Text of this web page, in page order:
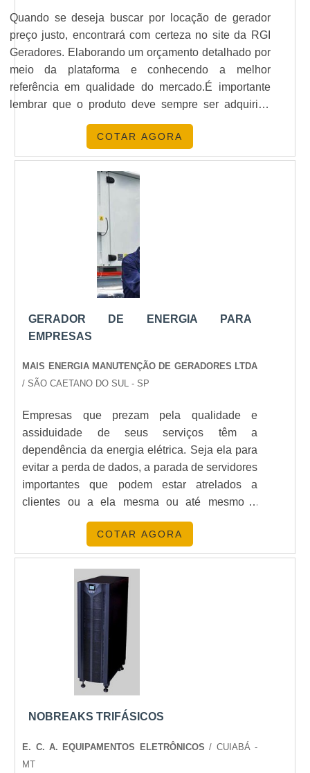
Quando se deseja buscar por locação de gerador
preço justo, encontrará com certeza no site da RGI
Geradores. Elaborando um orçamento detalhado por
meio da plataforma e conhecendo a melhor
referência em qualidade do mercado.É importante
lembrar que o produto deve sempre ser adquirido
com empresas especializadas no segmento. Esse
tipo de cuidado ajuda a garantir a qualidade e
durabilidade dos materiais, além de evitar prejuízos
com substituições frequentes de peças defeituosas.
Assim, é possível poupar gastos
LOCAÇÃO DE GERADOR PREÇOQuem procura
por gerador de energia preço acessível e em uma
empresa segura, encontra na RGI Geradores.
Disponibilizando para os clientes manutenção
preventiva e corretiva em grupos geradores
multimarcas e remoção de equipamentos GMG,
visando sempre a qualidade final para a fidelização
de gerador preço, mais do que visar apenas
lucratividade, deve oferecer produtos e serviços que
que passam despercebidos e podem gerar prejuízo
futuros para os clientes.Existem muitas formas
diferentes de demonstrar conhecimento e autoridade
em sua área de atuação. Boas razões pelas quais a
RGI Geradores é referência quando procurar gerador
de energia:Comprometida com os
serviços; Responsável;Altamente
qualificada;Inovadora;Segura.PARTICULARIDADES
SINGULARES DA EMPRESASomente na RGI
Geradores existe variedade e qualidade quando o
assunto for locação de gerador preço. A empresa
oferece opções como automação e retrofit de
equipamentos e troca de óleo e filtros.Isso se deve
ao fato de a empresa ser comprometida com os
serviços e segura, conquistas adquiridas porque
investiu em uma estrutura que hoje conta com
escritório de alta qualidade onde são realizadas as
atividades e catálogo de serviços variado. Tudo isso,
profissionais certificados, fecha todo o ciclo de
entrega com excelência para toda a carteira de
COTAR AGORA
GERADOR DE ENERGIA PARA
EMPRESAS
MAIS ENERGIA MANUTENÇÃO DE GERADORES LTDA
/ SÃO CAETANO DO SUL - SP
Empresas que prezam pela qualidade e
assiduidade de seus serviços têm a
dependência da energia elétrica. Seja ela para
evitar a perda de dados, a parada de servidores
importantes que podem estar atrelados a
clientes ou a ela mesma ou até mesmo a
parada de produção. Para esses casos, a
solução mais indicada é a do gerador de
energia para empresas. Com tal máquinas em
sua corporação, a preocupação com quedas de
energia pontuais ou até mesmo reco....
COTAR AGORA
NOBREAKS TRIFÁSICOS
E. C. A. EQUIPAMENTOS ELETRÔNICOS / CUIABÁ -
MT